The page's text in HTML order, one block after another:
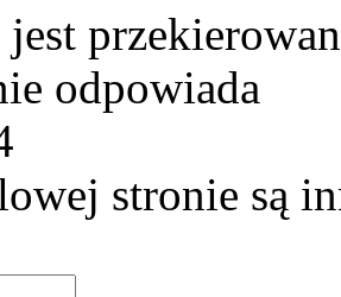
jest
odpowiada
stronie są